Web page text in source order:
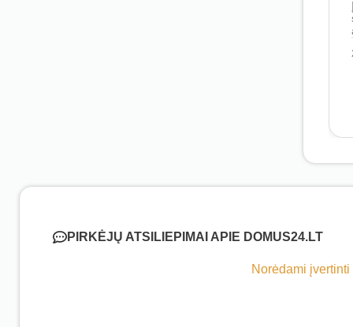
PIRKĖJŲ ATSILIEPIMAI APIE DOMUS24.LT
Norėdami